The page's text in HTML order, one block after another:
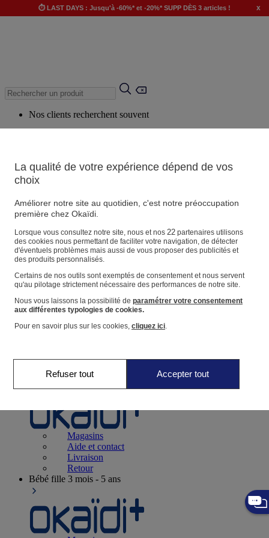
⏱️ LAST DAYS : Jusqu'à -60%* et -20%* SUPP DÈS 3 articles ! x
Nos clients recherchent souvent
Produits suggérés
Voir tous les produits
Magasin
Vos informations personnelles
Suivre une commande
Panier
Favoris
Naissance0-12 mois
Magasins
Aide et contact
Livraison
Retour
Bébé fille 3 mois - 5 ans
La qualité de votre expérience dépend de vos
choix
Améliorer notre site au quotidien, c'est notre préoccupation
première chez Okaïdi.
Lorsque vous consultez notre site, nous et nos 22partenaires utilisons
des cookies nous permettant de faciliter votre navigation, de détecter
d'éventuels problèmes mais aussi de vous proposer des publicités et
des produits personnalisés.
Certains de nos outils sont exemptés de consentement et nous servent
qu'au pilotage strictement nécessaire des performances de notre site.
Nous vous laissons la possibilité de paramétrer votre consentement
aux différentes typologies de cookies.
Pour en savoir plus sur les cookies, cliquez ici.
Refuser tout Accepter tout